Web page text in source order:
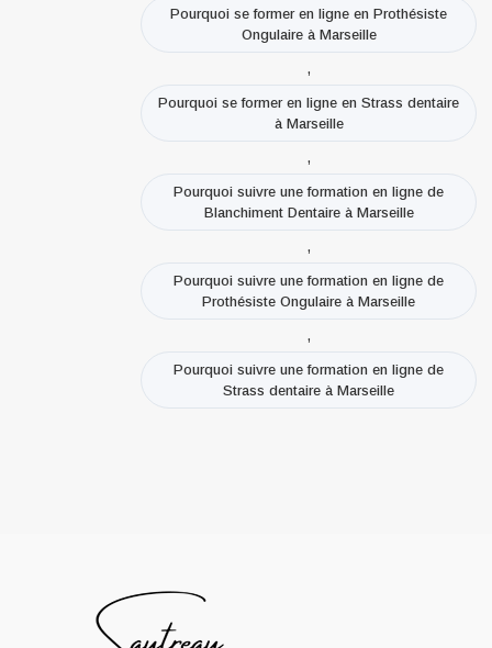
Pourquoi se former en ligne en Prothésiste
Ongulaire à Marseille
,
Pourquoi se former en ligne en Strass dentaire
à Marseille
,
Pourquoi suivre une formation en ligne de
Blanchiment Dentaire à Marseille
,
Pourquoi suivre une formation en ligne de
Prothésiste Ongulaire à Marseille
,
Pourquoi suivre une formation en ligne de
Strass dentaire à Marseille